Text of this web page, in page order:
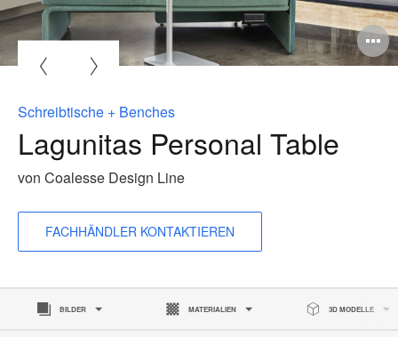
Schreibtische + Benches
Lagunitas Personal Table
von Coalesse Design Line
FACHHÄNDLER KONTAKTIEREN
BILDER MATERIALIEN 3D MODELLE